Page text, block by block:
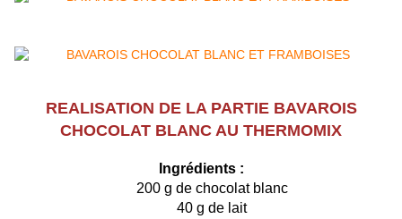
REALISATION DE LA PARTIE BAVAROIS
CHOCOLAT BLANC AU THERMOMIX
Ingrédients :
200 g de chocolat blanc
40 g de lait